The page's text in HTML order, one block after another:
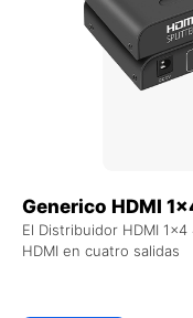
Generico HDMI
El Distribuidor HDMI
HDMI en cuatro salidas